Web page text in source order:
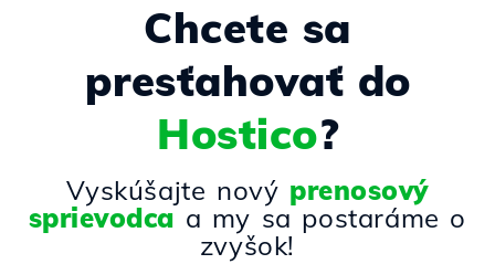
Chcete sa
presťahovať do
Hostico?
Vyskúšajte nový prenosový
sprievodca a my sa postaráme o
zvyšok!